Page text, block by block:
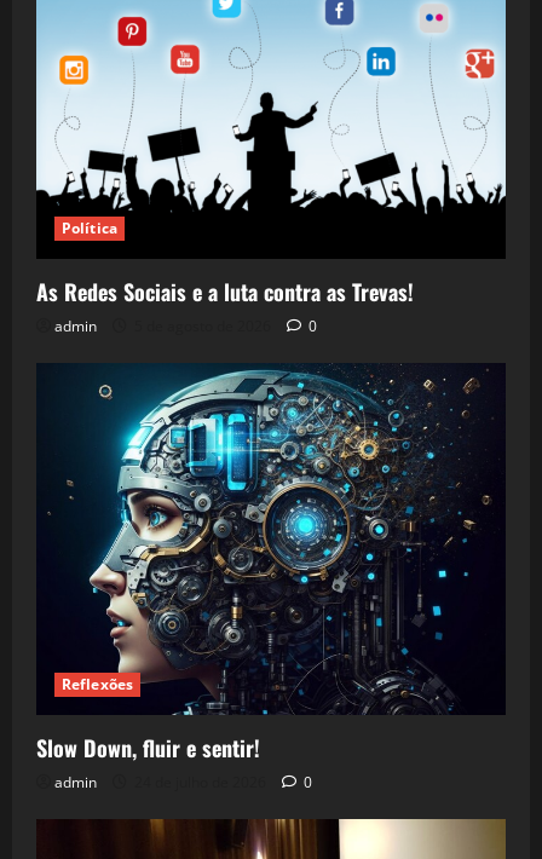
Política
As Redes Sociais e a luta contra as Trevas!
admin 0
Reflexões
Slow Down, fluir e sentir!
admin 0